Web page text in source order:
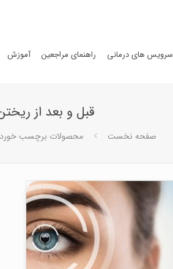
سرویس های درمانی راهنمای مراجعین آموزش
قبل و بعد از
صفحه نخست محصولات برچسب